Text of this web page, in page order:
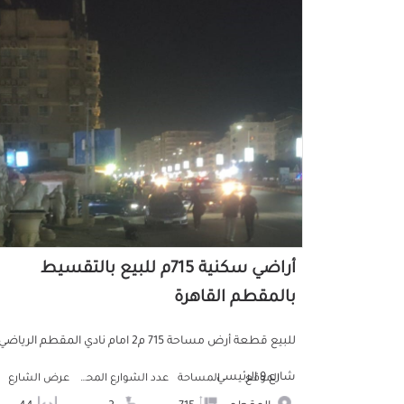
أراضي سكنية 715م للبيع بالتقسيط
بالمقطم القاهرة
للبيع قطعة أرض مساحة 715 م2 امام نادي المقطم الرياضي
شارع 9 الرئيسيالموقع المساحة عدد الشوارع المحيطه عرض الشارع